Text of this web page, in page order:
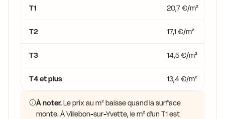
T1 20,7 €/m²
T2 17,1 €/m²
T3 14,5 €/m²
T4 et plus 13,4 €/m²
À noter.Le prix au m² baisse quand la surface
monte. À Villebon-sur-Yvette, le m² d'un T1 est